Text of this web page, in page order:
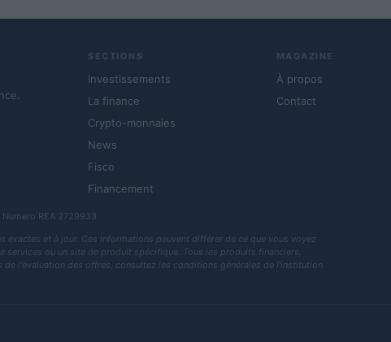
SECTIONS
Investissements
La finance
Crypto-monnaies
News
Fisco
Financement
MAGAZINE
À propos
Contact
REA 2729933
et à jour. Ces informations peuvent différer de ce que vous voyez
ou un site de produit spécifique. Tous les produits financiers,
l'évaluation des offres, consultez les conditions générales de l'institution